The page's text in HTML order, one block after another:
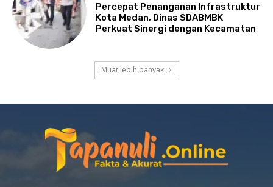
Percepat Penanganan Infrastruktur
Kota Medan, Dinas SDABMBK
Perkuat Sinergi dengan Kecamatan
Muat lebih banyak